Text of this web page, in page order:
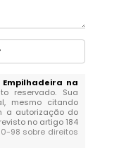
na
reservado. Sua
mesmo citando
a autorização do
no artigo 184
98 sobre direitos